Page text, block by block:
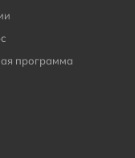
программа